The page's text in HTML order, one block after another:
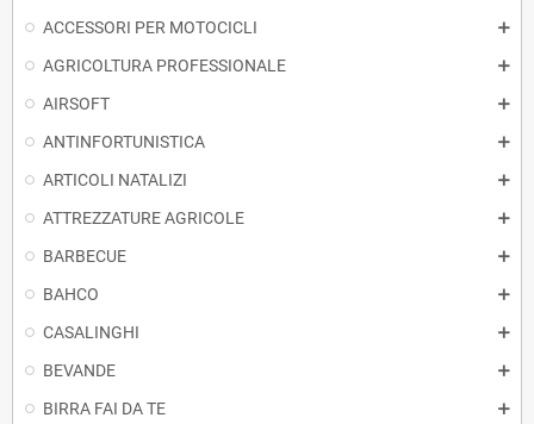
ACCESSORI PER MOTOCICLI
AGRICOLTURA PROFESSIONALE
AIRSOFT
ANTINFORTUNISTICA
ARTICOLI NATALIZI
ATTREZZATURE AGRICOLE
BARBECUE
BAHCO
CASALINGHI
BEVANDE
BIRRA FAI DA TE